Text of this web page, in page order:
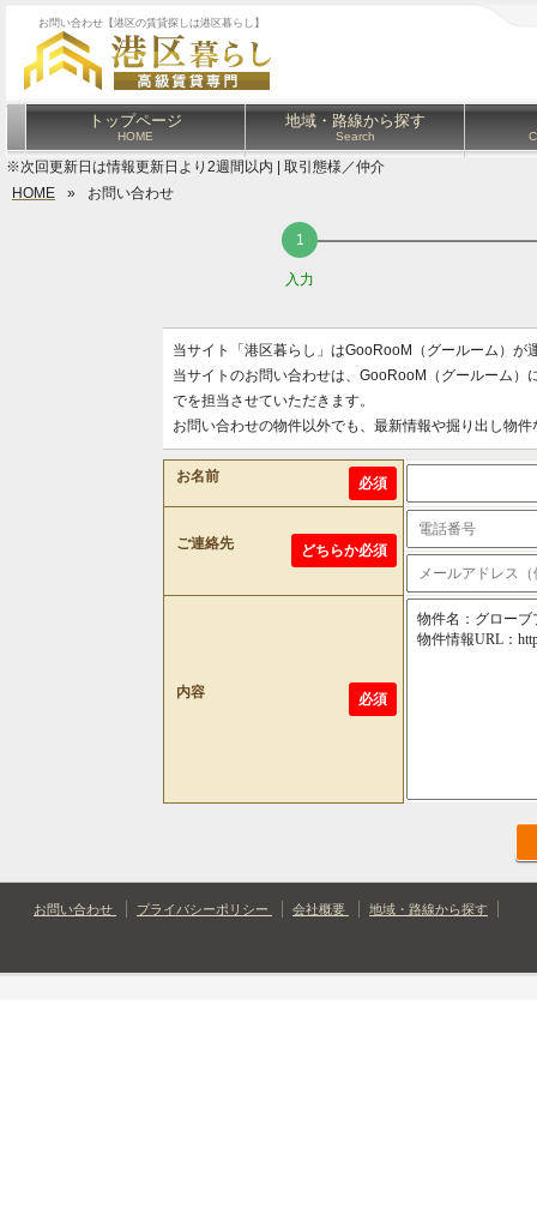
お問い合わせ【港区の賃貸探しは港区暮らし】
トップページ
HOME
地域・路線から探す
Search
※次回更新日は情報更新日より2週間以内 | 取引態様／仲介
HOME
» お問い合わせ
入力
当サイト「港区暮らし」はGooRooM（グールーム）
当サイトのお問い合わせは、GooRooM（グールーム
でを担当させていただきます。
お問い合わせの物件以外でも、最新情報や掘り出し物
お名前 必須
ご連絡先 どちらか必須
内容 必須
お問い合わせ プライバシーポリシー 会社概要 地域・路線から探す